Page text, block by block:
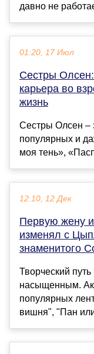
давно не
01:20, 17 Июл
Сестры Олсен:
карьера во
жизнь
Сестры Олсен –
популярных и
моя тень»,
12:10, 12 Дек
Первую жену
изменял с
знаменитого
Творческий
насыщенным.
популярных
вишня", "Пан